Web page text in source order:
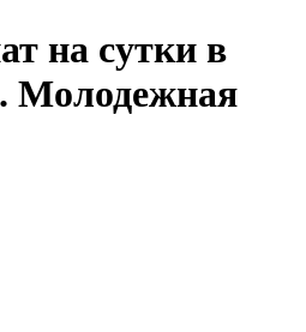
на сутки в
Молодежная